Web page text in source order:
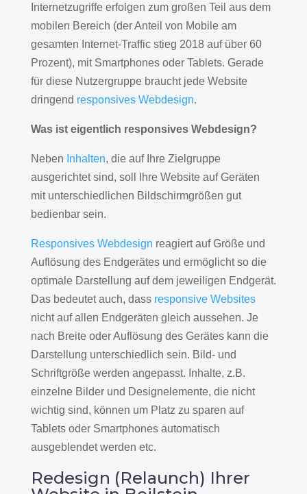
Internetzugriffe erfolgen zum großen Teil aus dem
mobilen Bereich (der Anteil von Mobile am
gesamten Internet-Traffic stieg 2018 auf über 60
Prozent), mit Smartphones oder Tablets. Gerade
für diese Nutzergruppe braucht jede Website
dringend responsives Webdesign.
Was ist eigentlich responsives Webdesign?
Neben Inhalten, die auf Ihre Zielgruppe
ausgerichtet sind, soll Ihre Website auf Geräten
mit unterschiedlichen Bildschirmgrößen gut
bedienbar sein.
Responsives Webdesign reagiert auf Größe und
Auflösung des Endgerätes und ermöglicht so die
optimale Darstellung auf dem jeweiligen Endgerät.
Das bedeutet auch, dass responsive Websites
nicht auf allen Endgeräten gleich aussehen. Je
nach Breite oder Auflösung des Gerätes kann die
Darstellung unterschiedlich sein. Bild- und
Schriftgröße werden angepasst. Inhalte, z.B.
einzelne Bilder und Designelemente, die nicht
wichtig sind, können um Platz zu sparen auf
Tablets oder Smartphones automatisch
ausgeblendet werden etc.
Redesign (Relaunch) Ihrer